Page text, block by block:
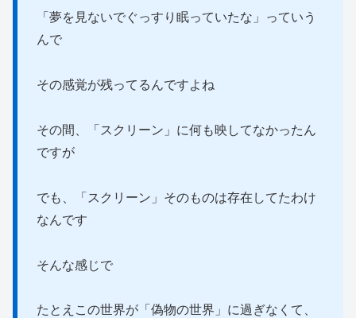
「夢を見ないでぐっすり眠っていたな」っていう
んで
その感覚が残ってるんですよね
その間、「スクリーン」に何も映してなかったん
ですが
でも、「スクリーン」そのものは存在してたわけ
なんです
そんな感じで
たとえこの世界が「偽物の世界」に過ぎなくて、